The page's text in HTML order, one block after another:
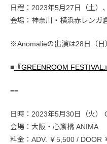
日程：2023年5月27日（土）
会場：神奈川・横浜赤レンガ
※Anomalieの出演は28日（日
■ 『GREENROOM
==
日時：2023年5月30日（火）
会場：大阪・心斎橋 ANIMA
料金：ADV. ￥5,500 / DOOR